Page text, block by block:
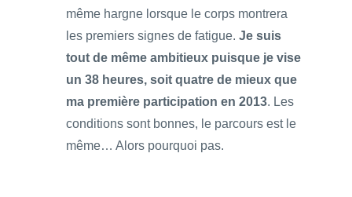
même hargne lorsque le corps montrera
les premiers signes de fatigue. Je suis
tout de même ambitieux puisque je vise
un 38 heures, soit quatre de mieux que
ma première participation en 2013. Les
conditions sont bonnes, le parcours est le
même… Alors pourquoi pas.